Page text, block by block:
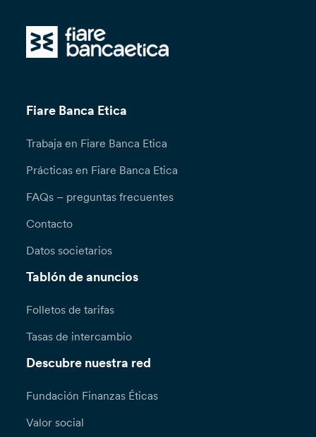
Fiare Banca Etica
Trabaja en Fiare Banca Etica
Prácticas en Fiare Banca Etica
FAQs – preguntas frecuentes
Contacto
Datos societarios
Tablón de anuncios
Folletos de tarifas
Tasas de intercambio
Descubre nuestra red
Fundación Finanzas Éticas
Valor social